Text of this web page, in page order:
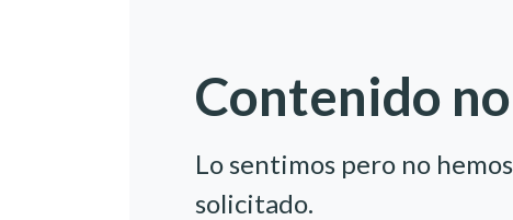
Contenido
Lo sentimos pero no
solicitado.